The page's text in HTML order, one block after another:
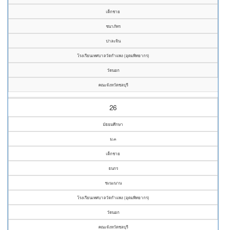
เด็กชาย
ชนาภัทร
ปาละจิน
โรงเรียนเทศบาลวัดกำแพง (อุดมพิทยากร)
วัดนอก
คณะจังหวัดชลบุรี
26
มัธยมศึกษา
ม.๓
เด็กชาย
ธนกร
ชะนะนาน
โรงเรียนเทศบาลวัดกำแพง (อุดมพิทยากร)
วัดนอก
คณะจังหวัดชลบุรี